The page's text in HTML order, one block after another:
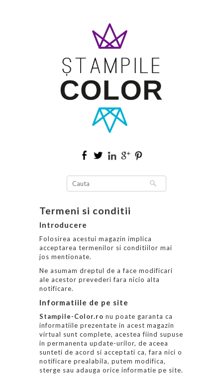
Termeni si conditii
Introducere
Folosirea acestui magazin implica
acceptarea termenilor si conditiilor mai
jos mentionate.
Ne asumam dreptul de a face modificari
ale acestor prevederi fara nicio alta
notificare.
Informatiile de pe site
Stampile-Color.ro nu poate garanta ca
informatiile prezentate in acest magazin
virtual sunt complete, acestea fiind supuse
in permanenta update-urilor, de aceea
sunteti de acord si acceptati ca, fara nici o
notificare prealabila, putem modifica,
sterge sau adauga orice informatie pe site.